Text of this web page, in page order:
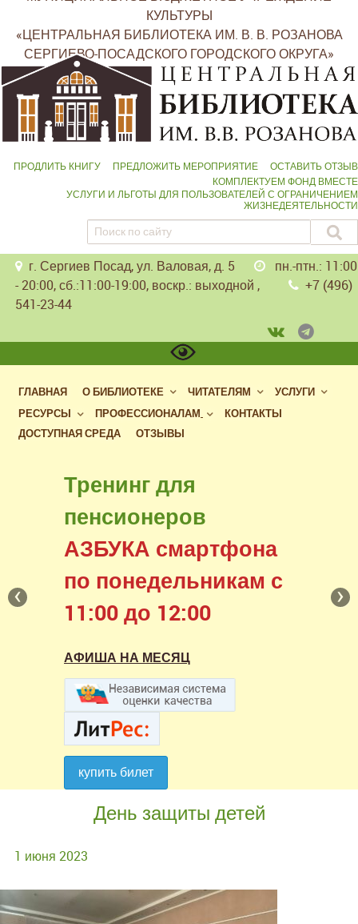
КУЛЬТУРЫ
«ЦЕНТРАЛЬНАЯ БИБЛИОТЕКА ИМ. В. В. РОЗАНОВА
СЕРГИЕВО-ПОСАДСКОГО ГОРОДСКОГО ОКРУГА»
ПРОДЛИТЬ КНИГУ ПРЕДЛОЖИТЬ МЕРОПРИЯТИЕ
ОСТАВИТЬ ОТЗЫВ
КОМПЛЕКТУЕМ ФОНД ВМЕСТЕ
УСЛУГИ И ЛЬГОТЫ ДЛЯ ПОЛЬЗОВАТЕЛЕЙ С ОГРАНИЧЕНИЕМ
ЖИЗНЕДЕЯТЕЛЬНОСТИ
г. Сергиев Посад, ул. Валовая, д. 5
пн.-птн.: 11:00
- 20:00, сб.:11:00-19:00, воскр.: выходной ,
+7 (496)
541-23-44
ГЛАВНАЯ О БИБЛИОТЕКЕ ЧИТАТЕЛЯМ
УСЛУГИ
РЕСУРСЫ
ПРОФЕССИОНАЛАМ
КОНТАКТЫ
ДОСТУПНАЯ СРЕДА
ОТЗЫВЫ
Бесплатный доступ
к фондам российских
библиотек
в нашем читальном зале
АФИША НА МЕСЯЦ
купить билет
Тренинг для
пенсионеров
АЗБУКА смартфона
по понедельникам с
11:00 до 12:00
АФИША НА МЕСЯЦ
купить билет
›
‹
День защиты детей
1 июня 2023